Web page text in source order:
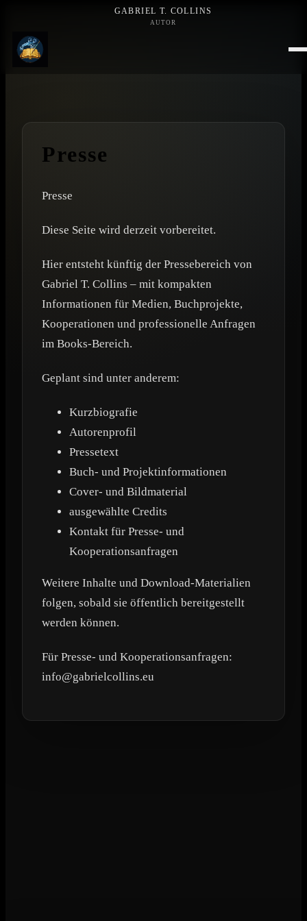
GABRIEL T. COLLINS
AUTOR
Presse
Presse
Diese Seite wird derzeit vorbereitet.
Hier entsteht künftig der Pressebereich von
Gabriel T. Collins – mit kompakten
Informationen für Medien, Buchprojekte,
Kooperationen und professionelle Anfragen
im Books-Bereich.
Geplant sind unter anderem:
Kurzbiografie
Autorenprofil
Pressetext
Buch- und Projektinformationen
Cover- und Bildmaterial
ausgewählte Credits
Kontakt für Presse- und
Kooperationsanfragen
Weitere Inhalte und Download-Materialien
folgen, sobald sie öffentlich bereitgestellt
werden können.
Für Presse- und Kooperationsanfragen:
info@gabrielcollins.eu